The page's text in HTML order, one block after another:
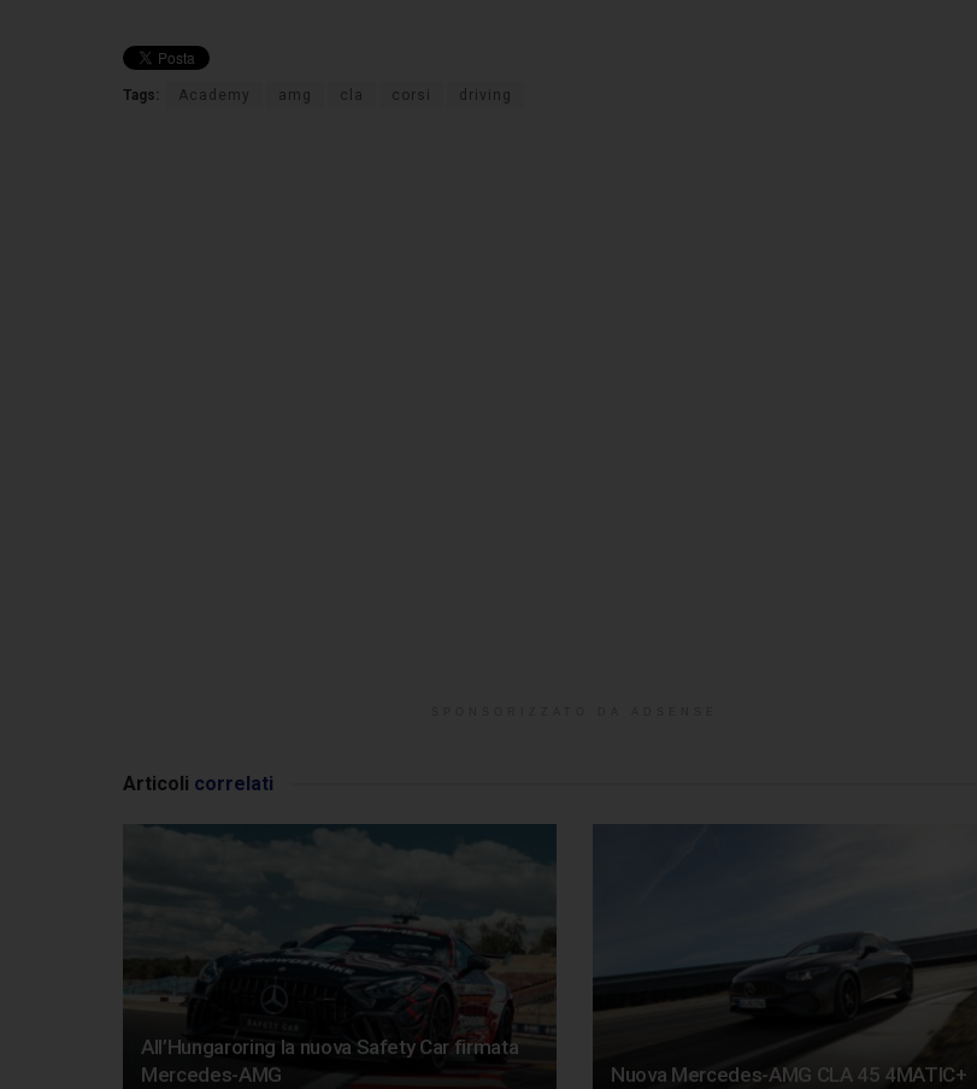
Tags: Academy amg cla corsi driving
Articoli correlati
All’Hungaroring la nuova Safety Car firmata
Mercedes-AMG
Nuova Mercedes-AMG CLA 45 4MATIC+